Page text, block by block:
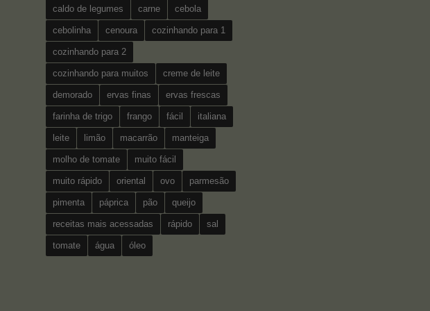
caldo de legumes carne cebola
cebolinha cenoura cozinhando para 1
cozinhando para 2
cozinhando para muitos creme de leite
demorado ervas finas ervas frescas
farinha de trigo frango fácil italiana
leite limão macarrão manteiga
molho de tomate muito fácil
muito rápido oriental ovo parmesão
pimenta páprica pão queijo
receitas mais acessadas rápido sal
tomate água óleo